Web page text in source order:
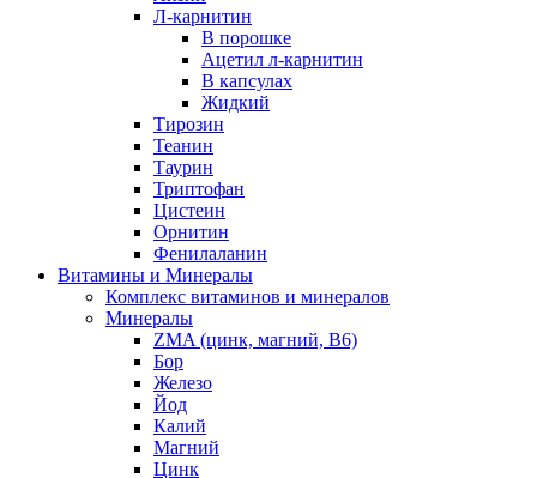
Л-карнитин
В порошке
Ацетил л-карнитин
В капсулах
Жидкий
Тирозин
Теанин
Таурин
Триптофан
Цистеин
Орнитин
Фенилаланин
Витамины и Минералы
Комплекс витаминов и минералов
Минералы
ZMA (цинк, магний, В6)
Бор
Железо
Йод
Калий
Магний
Цинк